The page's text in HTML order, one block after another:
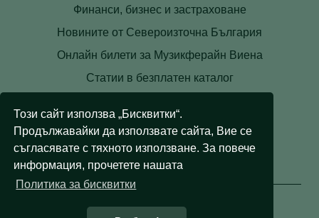
Този сайт използва „Бисквитки“.
Продължавайки да използвате сайта, Вие се
съгласявате с тяхното използване. За повече
информация, прочетете нашата
Политика за бисквитки
Финанси, бизнес и застраховане
Новините от Североизточна България
Онлайн билети за Музикферайн Виена
Статии в безплатен каталог
Лични данни
Бисквитки